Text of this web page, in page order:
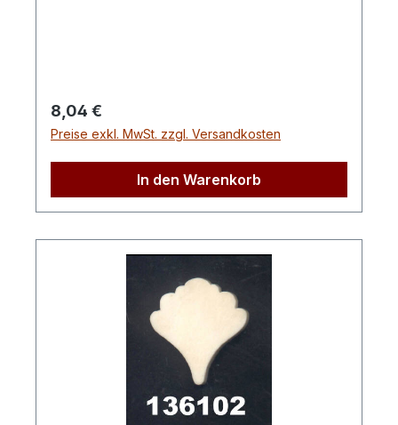
Regulärer Preis:
8,04 €
Preise exkl. MwSt. zzgl. Versandkosten
In den Warenkorb